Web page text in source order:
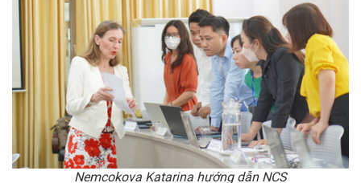
Nemcokova Katarina hướng dẫn NCS